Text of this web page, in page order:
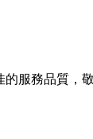
服務品質，